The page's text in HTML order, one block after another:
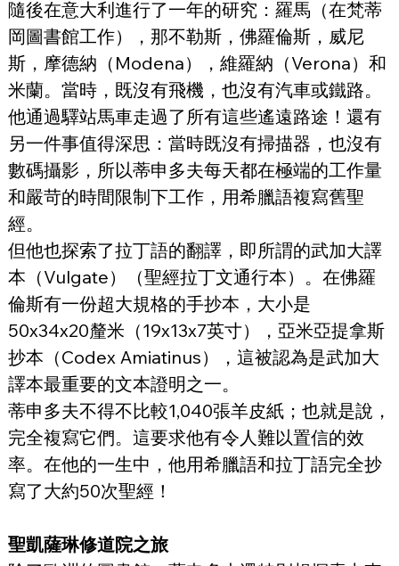
隨後在意大利進行了一年的研究：羅馬（在梵蒂
岡圖書館工作），那不勒斯，佛羅倫斯，威尼
斯，摩德納（Modena），維羅納（Verona）和
米蘭。當時，既沒有飛機，也沒有汽車或鐵路。
他通過驛站馬車走過了所有這些遙遠路途！還有
另一件事值得深思：當時既沒有掃描器，也沒有
數碼攝影，所以蒂申多夫每天都在極端的工作量
和嚴苛的時間限制下工作，用希臘語複寫舊聖
經。
但他也探索了拉丁語的翻譯，即所謂的武加大譯
本（Vulgate）（聖經拉丁文通行本）。在佛羅
倫斯有一份超大規格的手抄本，大小是
50x34x20釐米（19x13x7英寸），亞米亞提拿斯
抄本（Codex Amiatinus），這被認為是武加大
譯本最重要的文本證明之一。
蒂申多夫不得不比較1,040張羊皮紙；也就是說，
完全複寫它們。這要求他有令人難以置信的效
率。在他的一生中，他用希臘語和拉丁語完全抄
寫了大約50次聖經！
聖凱薩琳修道院之旅